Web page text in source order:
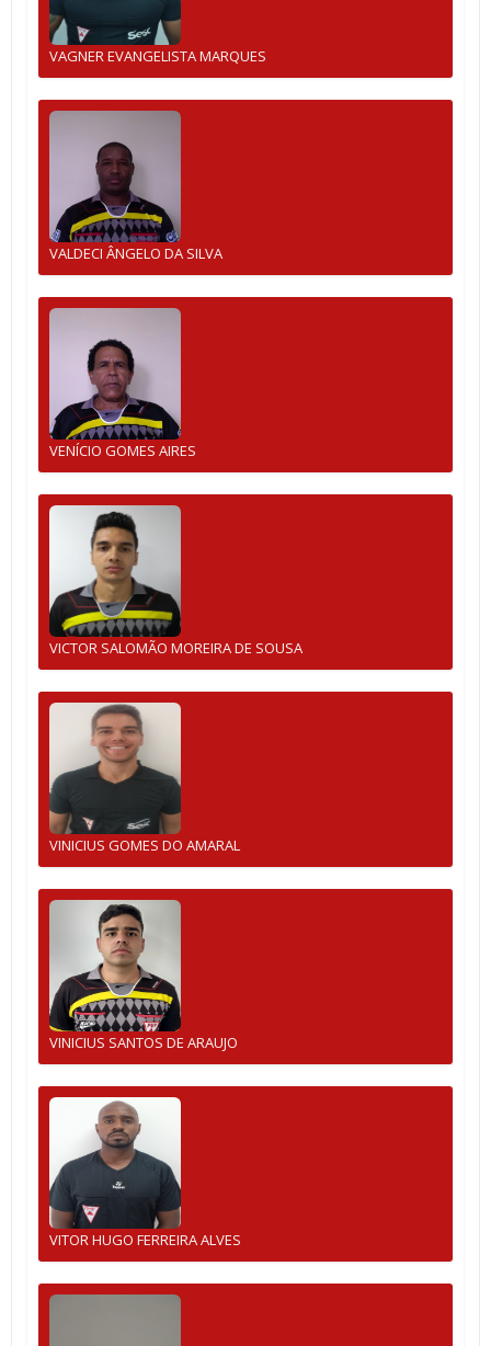
VAGNER EVANGELISTA MARQUES
VALDECI ÂNGELO DA SILVA
VENÍCIO GOMES AIRES
VICTOR SALOMÃO MOREIRA DE SOUSA
VINICIUS GOMES DO AMARAL
VINICIUS SANTOS DE ARAUJO
VITOR HUGO FERREIRA ALVES